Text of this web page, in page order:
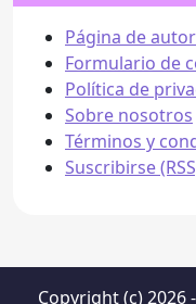
Página de
Formulario de
Política de
Sobre nosotros
Términos y
Suscribirse
Copyright (c) 2026